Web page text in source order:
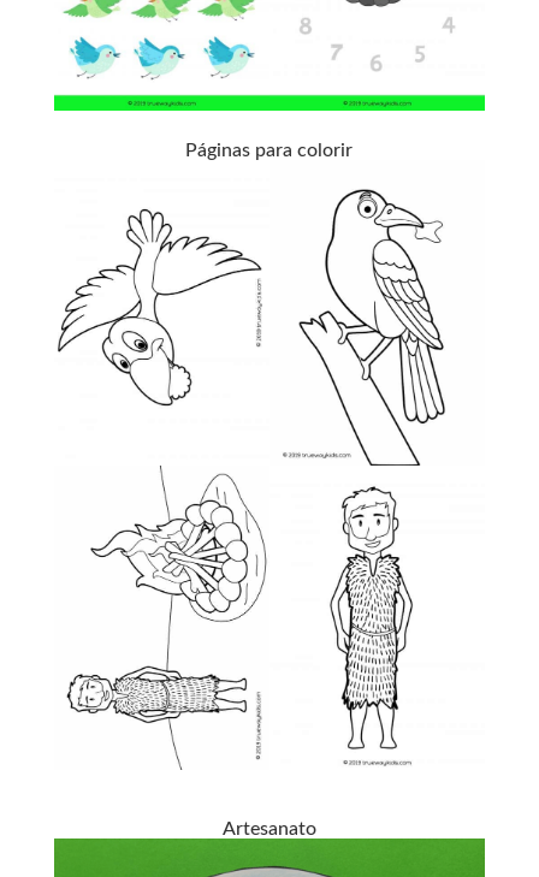
Páginas para colorir
Artesanato